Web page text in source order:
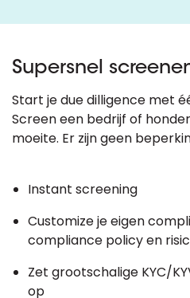
Supersnel
Start je due dilligence met
Screen een bedrijf of
moeite. Er zijn geen
Instant screening
Customize je eigen
compliance policy en
Zet grootschalige KYC/
op